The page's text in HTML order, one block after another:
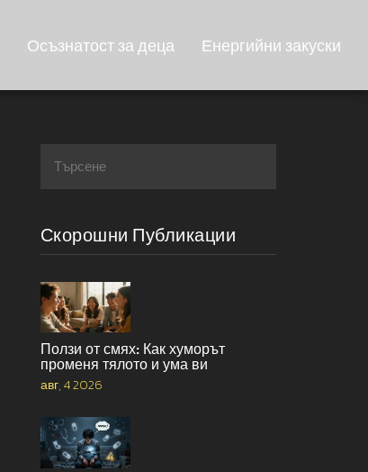
Осъзнатост за деца Енергийни закуски
Скорошни Публикации
Ползи от смях: Как хуморът
променя тялото и ума ви
авг, 4 2026